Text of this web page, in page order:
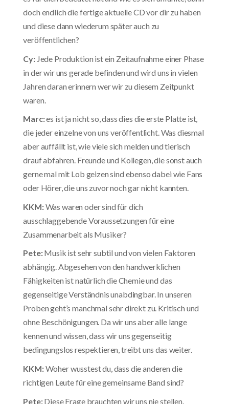
doch endlich die fertige aktuelle CD vor dir zu haben
und diese dann wiederum später auch zu
veröffentlichen?
Cy:Jede Produktion ist ein Zeitaufnahme einer Phase
in der wir uns gerade befinden und wird uns in vielen
Jahren daran erinnern wer wir zu diesem Zeitpunkt
waren.
Marc:es ist ja nicht so, dass dies die erste Platte ist,
die jeder einzelne von uns veröffentlicht. Was diesmal
aber auffällt ist, wie viele sich melden und tierisch
drauf abfahren. Freunde und Kollegen, die sonst auch
gerne mal mit Lob geizen sind ebenso dabei wie Fans
oder Hörer, die uns zuvor noch gar nicht kannten.
KKM:Was waren oder sind für dich
ausschlaggebende Voraussetzungen für eine
Zusammenarbeit als Musiker?
Pete:Musik ist sehr subtil und von vielen Faktoren
abhängig. Abgesehen von den handwerklichen
Fähigkeiten ist natürlich die Chemie und das
gegenseitige Verständnis unabdingbar. In unseren
Proben geht’s manchmal sehr direkt zu. Kritisch und
ohne Beschönigungen. Da wir uns aber alle lange
kennen und wissen, dass wir uns gegenseitig
bedingungslos respektieren, treibt uns das weiter.
KKM:Woher wusstest du, dass die anderen die
richtigen Leute für eine gemeinsame Band sind?
Pete:Diese Frage brauchten wir uns nie stellen.